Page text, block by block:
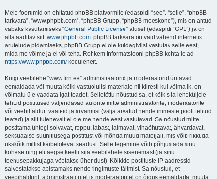
Meie foorumid on ehitatud phpBB platvormile (edaspidi “see”, “selle”, “phpBB
tarkvara”, “www.phpbb.com”, “phpBB Grupp, “phpBB meeskond”), mis on antud
vabaks kasutamiseks “General Public License” alusel (edaspidi “GPL”) ja on
allalaaditav siit: www.phpbb.com. phpBB tarkvara on vaid vahend internetis
arutelude pidamiseks, phpBB Grupp ei ole kuidagiviisi vastutav selle eest,
mida me võime ja ei või teha. Rohkem informatsiooni phpBB kohta leiad
https://www.phpbb.com/kodulehelt.
Kuigi veebilehe “www.firn.ee” administraatorid ja moderaatorid üritavad
eemaldada või muuta kõiki vastuolulisi materjale nii kiiresti kui võimalik, on
võimatu üle vaadata igat teadet. Selletõttu nõustud sa, et kõik siia leheküljele
tehtud postitused väljendavad autorite mitte administraatorite, moderaatorite
või veebihalduri vaateid ja arvamusi (välja arvatud nende inimeste poolt tehtud
teated) ja siit tulenevalt ei ole me nende eest vastutavad. Sa nõustud mitte
postitama ühtegi solvavat, roppu, labast, laimavat, vihaõhutavat, ähvardavat,
seksuaalse suunitlusega postitust või mõnda muud materjali, mis võib rikkuda
ükskõik millist käibelolevat seadust. Selle tegemine võib põhjustada sinu
kohese ning eluaegse keelu siia veebilehele sisenemast (ja sinu
teenusepakkujaga võetakse ühendust). Kõikide postituste IP aadressid
salvestatakse abistamaks nende tingimuste täitmist. Sa nõustud, et
veebihalduril, administraatoritel ja moderaatoritel on õigus eemaldada, muuta,